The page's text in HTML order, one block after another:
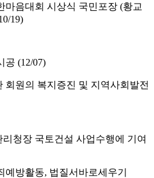
마음대회 시상식 국민포장 (황교
19)
공 (12/07)
회원의 복지증진 및 지역사회발전
청장 국토건설 사업수행에 기여
예방활동, 법질서바로세우기